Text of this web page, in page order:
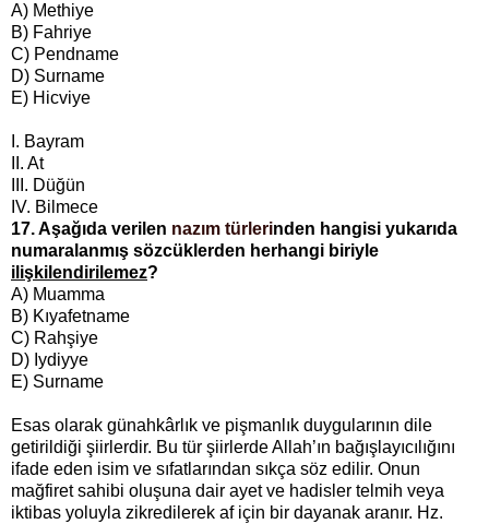
A) Methiye
B) Fahriye
C) Pendname
D) Surname
E) Hicviye
I. Bayram
II. At
III. Düğün
IV. Bilmece
17. Aşağıda verilen nazım türlerinden hangisi yukarıda
numaralanmış sözcüklerden herhangi biriyle
ilişkilendirilemez?
A) Muamma
B) Kıyafetname
C) Rahşiye
D) Iydiyye
E) Surname
Esas olarak günahkârlık ve pişmanlık duygularının dile
getirildiği şiirlerdir. Bu tür şiirlerde Allah’ın bağışlayıcılığını
ifade eden isim ve sıfatlarından sıkça söz edilir. Onun
mağfiret sahibi oluşuna dair ayet ve hadisler telmih veya
iktibas yoluyla zikredilerek af için bir dayanak aranır. Hz.